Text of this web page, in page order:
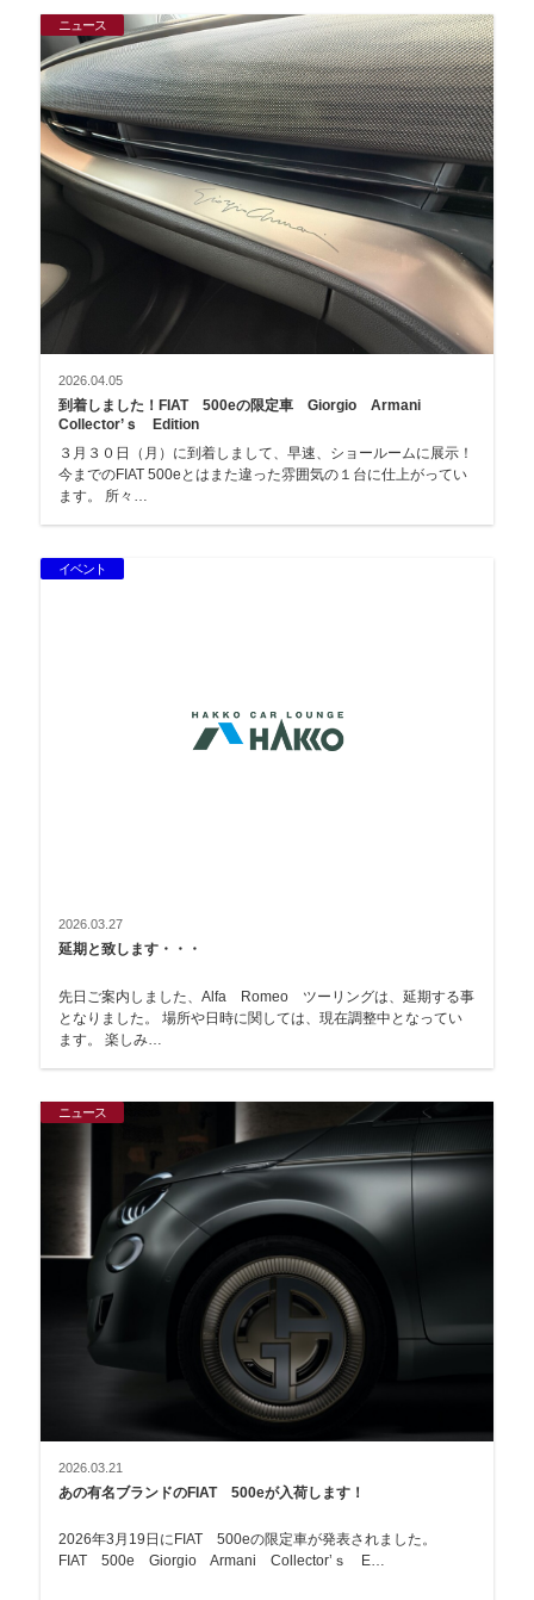
ニュース
2026.04.05
到着しました！FIAT 500eの限定車 Giorgio Armani
Collector’ｓ Edition
３月３０日（月）に到着しまして、早速、ショールームに展示！
今までのFIAT 500eとはまた違った雰囲気の１台に仕上がってい
ます。 所々…
イベント
2026.03.27
延期と致します・・・
先日ご案内しました、Alfa Romeo ツーリングは、延期する事
となりました。 場所や日時に関しては、現在調整中となってい
ます。 楽しみ…
ニュース
2026.03.21
あの有名ブランドのFIAT 500eが入荷します！
2026年3月19日にFIAT 500eの限定車が発表されました。
FIAT 500e Giorgio Armani Collector’ｓ E…